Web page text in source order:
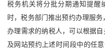
税务机关将分批分期通知提醒
时，税务部门推出预约办理服务
办理需求的纳税人，可以根据
及网站预约上述时间段中的任